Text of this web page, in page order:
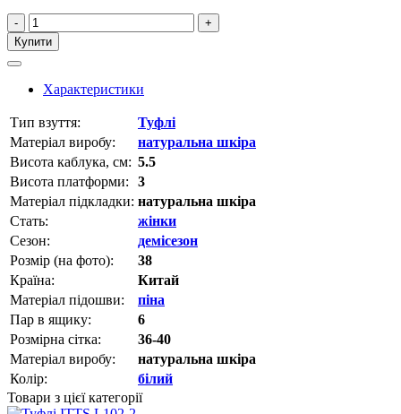
-
+
Купити
Характеристики
Тип взуття:
Туфлі
Матеріал виробу:
натуральна шкіра
Висота каблука, см: 5.5
Висота платформи:
3
Матеріал підкладки: натуральна шкіра
Стать:
жінки
Сезон:
демісезон
Розмір (на фото):
38
Країна:
Китай
Матеріал підошви:
піна
Пар в ящику:
6
Розмірна сітка:
36-40
Матеріал виробу:
натуральна шкіра
Колір:
білий
Товари з цієї категорії